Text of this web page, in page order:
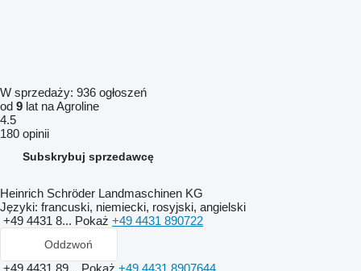
W sprzedaży: 936 ogłoszeń
od 9 lat na Agroline
4.5
180 opinii
Subskrybuj sprzedawcę
Heinrich Schröder Landmaschinen KG
Języki: francuski, niemiecki, rosyjski, angielski
+49 4431 8... Pokaż +49 4431 890722
Oddzwoń
+49 4431 89... Pokaż +49 4431 8907644